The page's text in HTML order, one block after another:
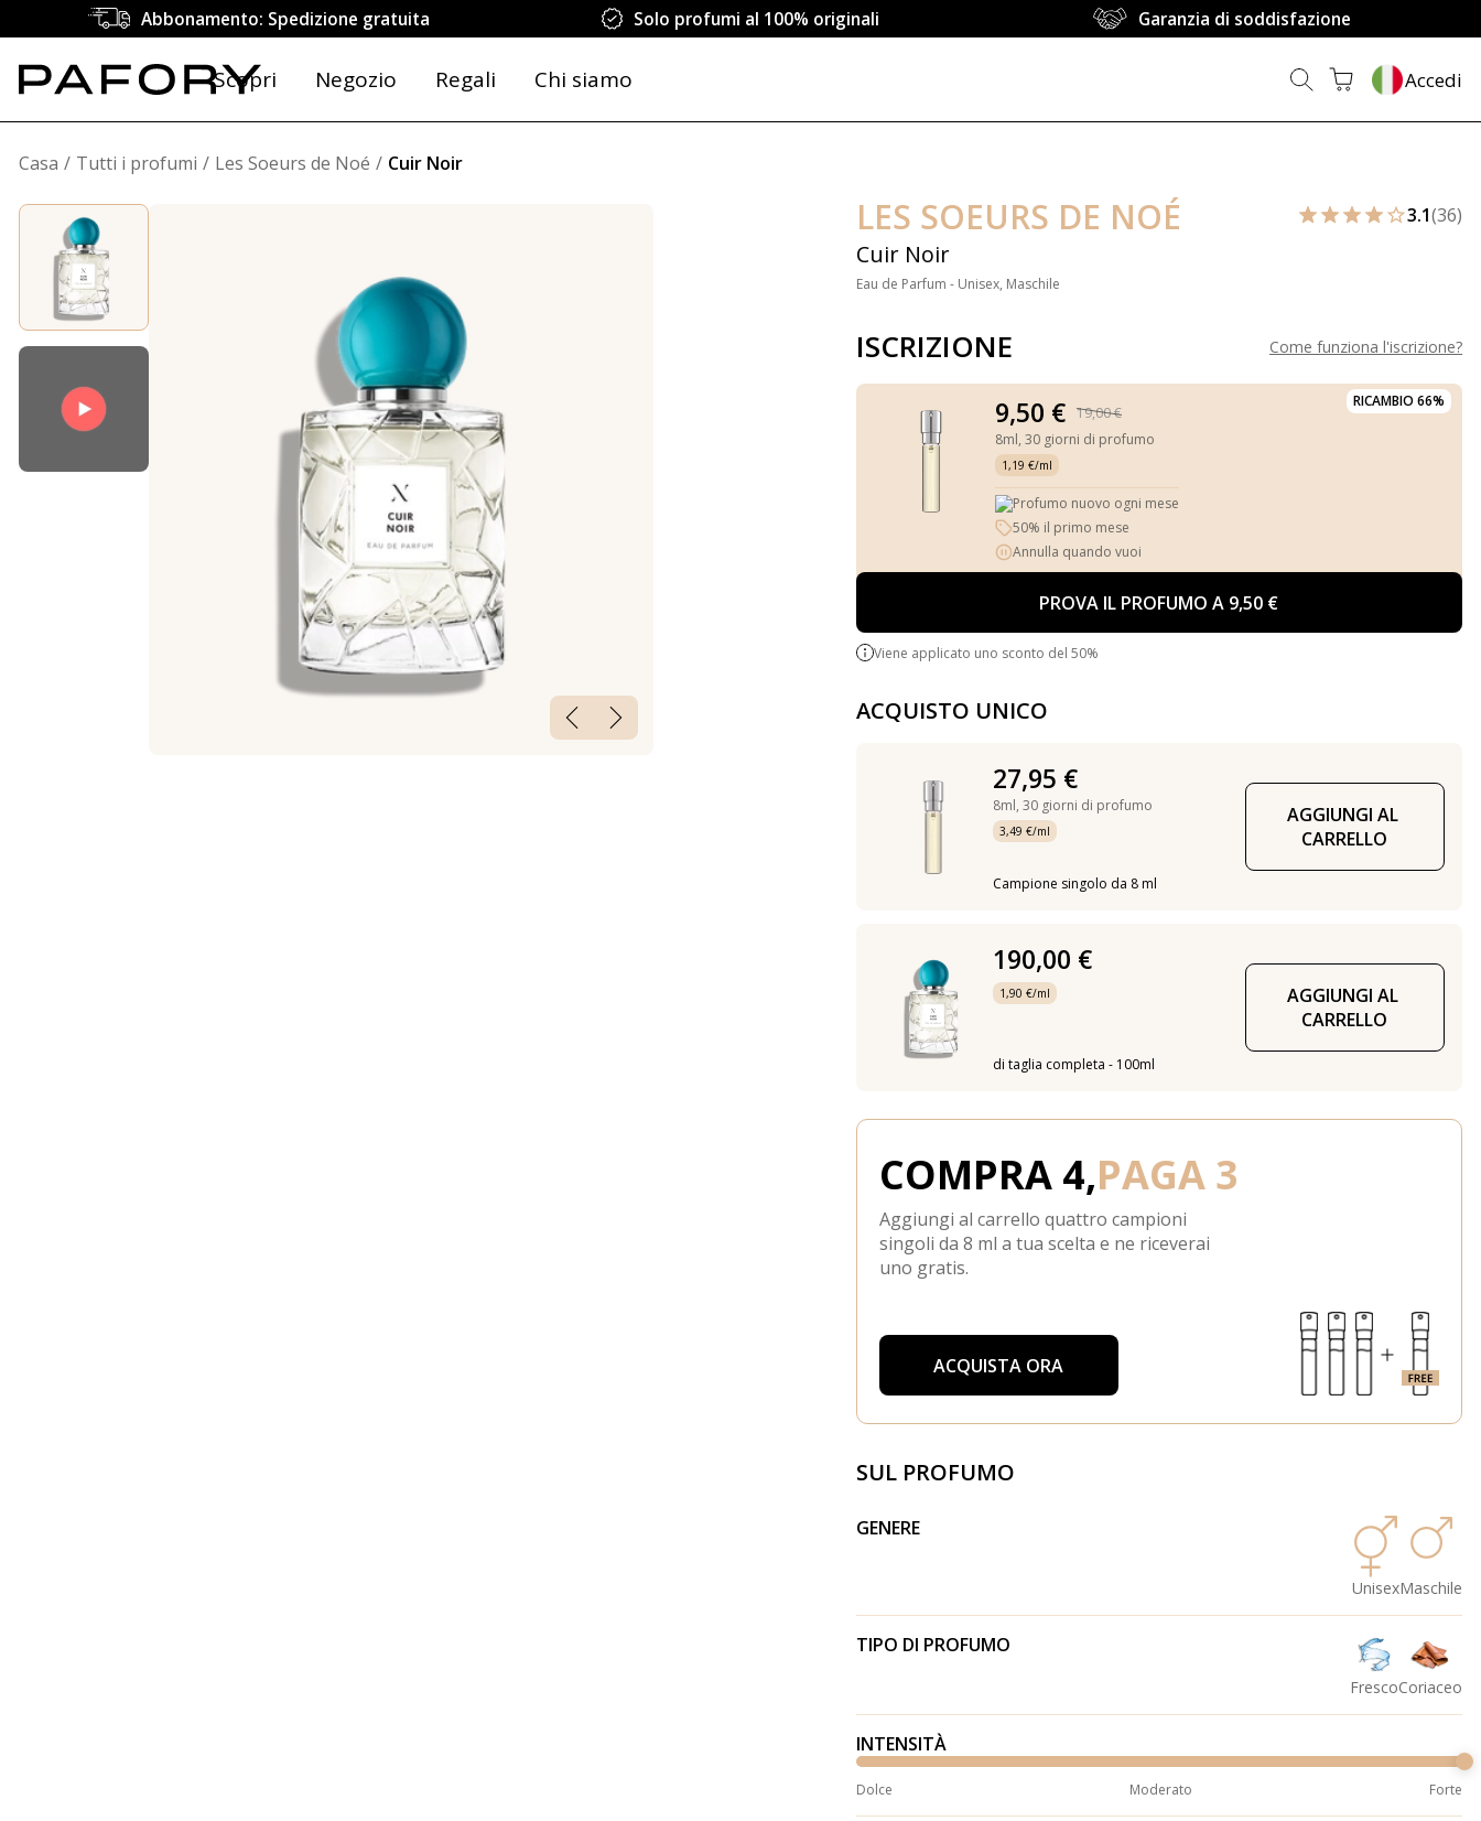
Abbonamento: Spedizione gratuita Solo profumi al 100% originali Garanzia di soddisfazione
Scopri Negozio Regali Chi siamo Accedi
Casa Tutti i profumi Les Soeurs de Noé Cuir Noir
LES SOEURS DE NOÉ
Cuir Noir
Eau de Parfum - Unisex, Maschile
3.1(36)
ISCRIZIONE Come funziona l'iscrizione?
RICAMBIO 66%
9,50 €
19,00 €
8ml, 30 giorni di profumo
1,19 €/ml
Profumo nuovo ogni mese
50% il primo mese
Annulla quando vuoi
PROVA IL PROFUMO A 9,50 €
Viene applicato uno sconto del 50%
ACQUISTO UNICO
27,95 €
8ml, 30 giorni di profumo
3,49 €/ml
Campione singolo da 8 ml
AGGIUNGI AL
CARRELLO
190,00 €
1,90 €/ml
di taglia completa - 100ml
AGGIUNGI AL
CARRELLO
COMPRA 4,PAGA 3
Aggiungi al carrello quattro campioni
singoli da 8 ml a tua scelta e ne riceverai
uno gratis.
ACQUISTA ORA
SUL PROFUMO
GENERE
UnisexMaschile
TIPO DI PROFUMO
FrescoCoriaceo
INTENSITÀ
Dolce Moderato Forte